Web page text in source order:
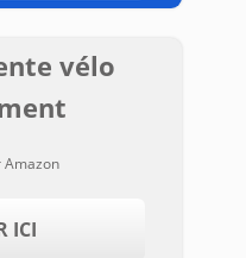
vélo
Amazon
ICI